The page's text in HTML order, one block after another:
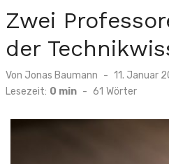
Zwei
der
Von Jonas Baumann
am
11. Januar
Lesezeit: 0 min - 61 Wörter